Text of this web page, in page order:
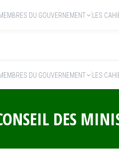
MEMBRES DU GOUVERNEMENT LES
DES
MEMBRES DU GOUVERNEMENT LES